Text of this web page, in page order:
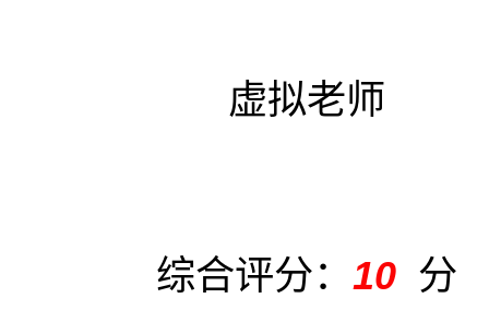
特级职称
素质评分：10 分